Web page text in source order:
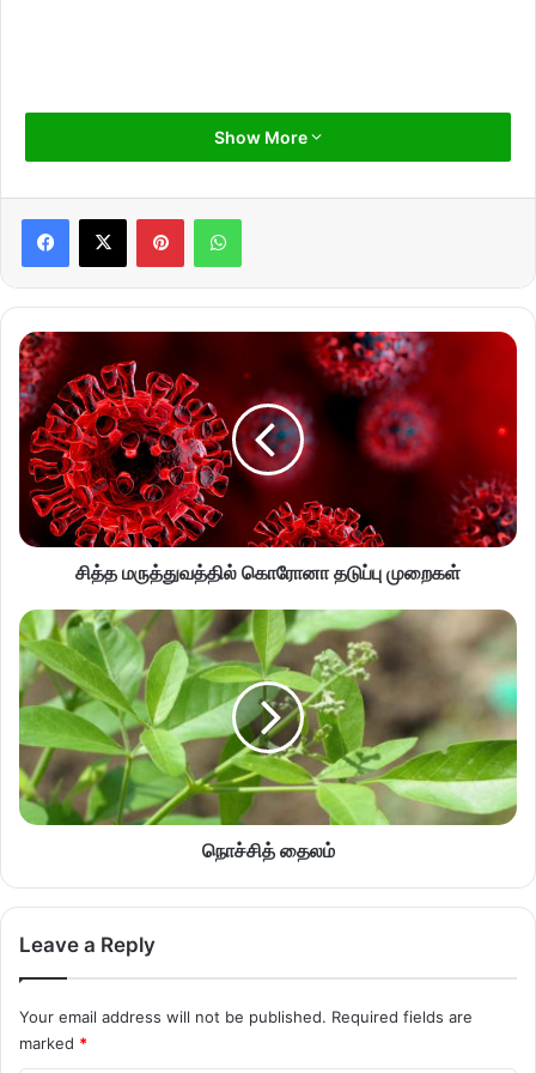
Show More
PinterestWhatsApp
சித்த மருத்துவத்தில் கொரோனா தடுப்பு முறைகள்
நொச்சித் தைலம்
Leave a Reply
Your email address will not be published. Required fields are
marked *